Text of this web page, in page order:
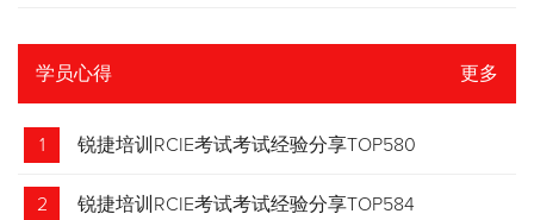
学员心得 更多
1 锐捷培训RCIE考试考试经验分享TOP580
2 锐捷培训RCIE考试考试经验分享TOP584